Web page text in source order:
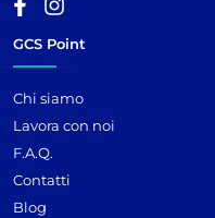
GCS Point
Chi siamo
Lavora con noi
F.A.Q.
Contatti
Blog